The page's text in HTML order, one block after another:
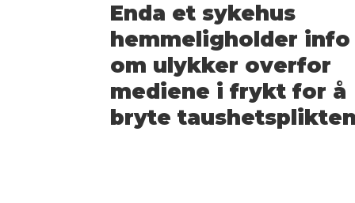
Enda et sykehus
hemmeligholder info
om ulykker overfor
mediene i frykt for å
bryte